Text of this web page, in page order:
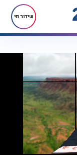
שידור חי
|הרב פנחס יוסף אקרב